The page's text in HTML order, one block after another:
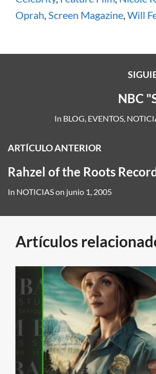
Oprah,Screen Magazine,Will
NBC
In BLOG, EVENTOS,
ARTÍCULO ANTERIOR
Rahzel of the Roots
In NOTICIASon junio 1, 2005
Artículos